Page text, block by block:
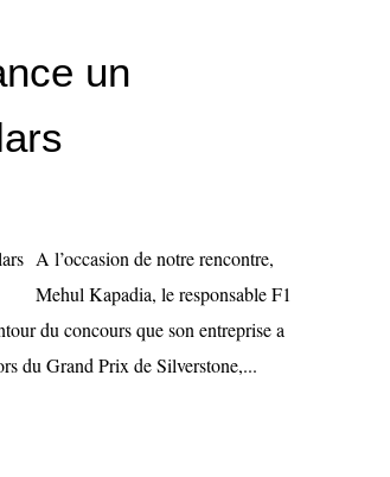
un
A l’occasion de notre rencontre,
Mehul Kapadia, le responsable F1
du concours que son entreprise a
du Grand Prix de Silverstone,...